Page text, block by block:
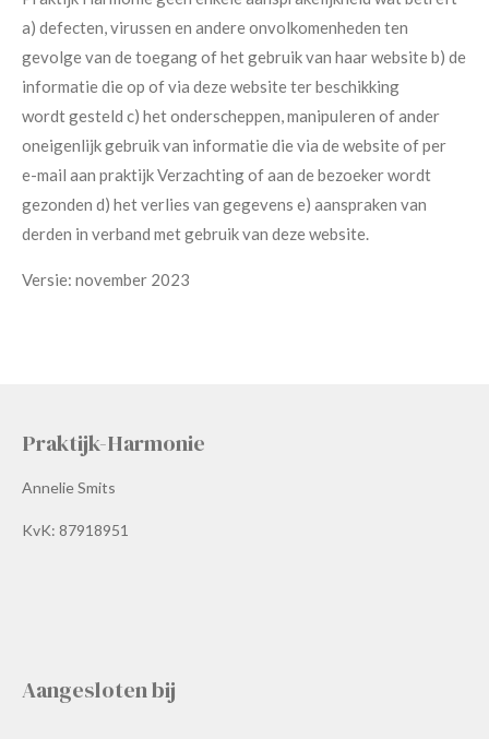
a) defecten, virussen en andere onvolkomenheden ten
gevolge van de toegang of het gebruik van haar website b) de
informatie die op of via deze website ter beschikking
wordt gesteld c) het onderscheppen, manipuleren of ander
oneigenlijk gebruik van informatie die via de website of per
e-mail aan praktijk Verzachting of aan de bezoeker wordt
gezonden d) het verlies van gegevens e) aanspraken van
derden in verband met gebruik van deze website.
Versie: november 2023
Praktijk-Harmonie
Annelie Smits
KvK: 87918951
Aangesloten bij